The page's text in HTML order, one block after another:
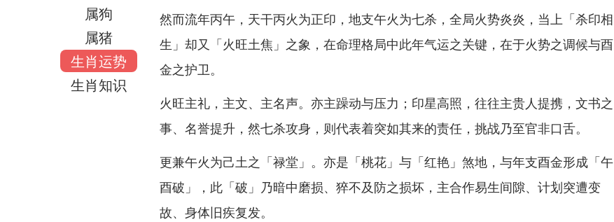
属狗
属猪
生肖运势
生肖知识
然而流年丙午，天干丙火为正印，地支午火为七杀，全局火势炎炎，当上「杀印相
生」却又「火旺土焦」之象，在命理格局中此年气运之关键，在于火势之调候与酉
金之护卫。
火旺主礼，主文、主名声。亦主躁动与压力；印星高照，往往主贵人提携，文书之
事、名誉提升，然七杀攻身，则代表着突如其来的责任，挑战乃至官非口舌。
更兼午火为己土之「禄堂」。亦是「桃花」与「红艳」煞地，与年支酉金形成「午
酉破」，此「破」乃暗中磨损、猝不及防之损坏，主合作易生间隙、计划突遭变
故、身体旧疾复发。